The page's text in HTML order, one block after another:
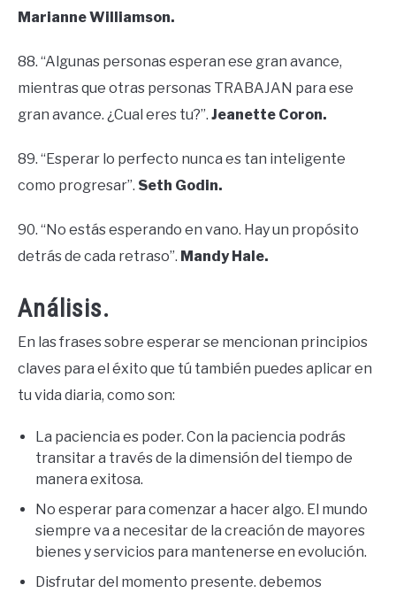
Marianne Williamson.
88. “Algunas personas esperan ese gran avance,
mientras que otras personas TRABAJAN para ese
gran avance. ¿Cual eres tu?”. Jeanette Coron.
89. “Esperar lo perfecto nunca es tan inteligente
como progresar”. Seth Godin.
90. “No estás esperando en vano. Hay un propósito
detrás de cada retraso”. Mandy Hale.
Análisis.
En las frases sobre esperar se mencionan principios
claves para el éxito que tú también puedes aplicar en
tu vida diaria, como son:
La paciencia es poder. Con la paciencia podrás
transitar a través de la dimensión del tiempo de
manera exitosa.
No esperar para comenzar a hacer algo. El mundo
siempre va a necesitar de la creación de mayores
bienes y servicios para mantenerse en evolución.
Disfrutar del momento presente. debemos